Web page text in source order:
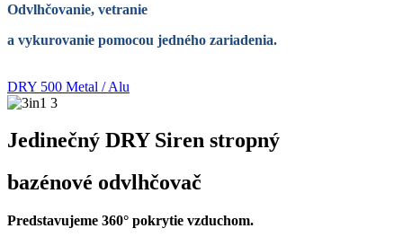
Odvlhčovanie, vetranie
a vykurovanie pomocou jedného zariadenia.
DRY 500 Metal / Alu
Jedinečný DRY Siren stropný
bazénové odvlhčovač
Predstavujeme 360° pokrytie vzduchom.